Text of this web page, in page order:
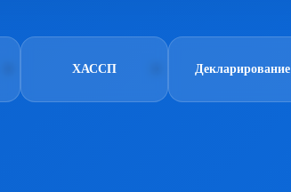
ХАССП Декларирование